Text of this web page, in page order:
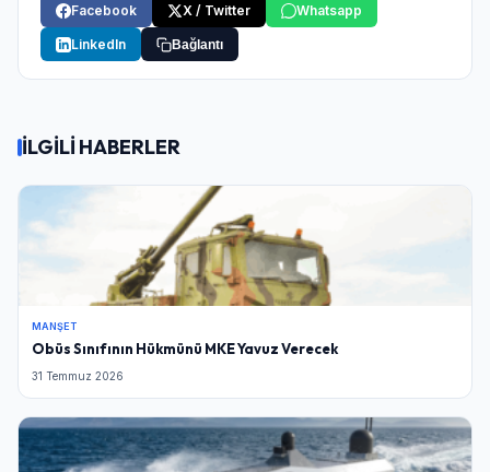
Facebook
X / Twitter Whatsapp
LinkedIn Bağlantı
İLGİLİ HABERLER
MANŞET
Obüs Sınıfının Hükmünü MKE Yavuz Verecek
31 Temmuz 2026